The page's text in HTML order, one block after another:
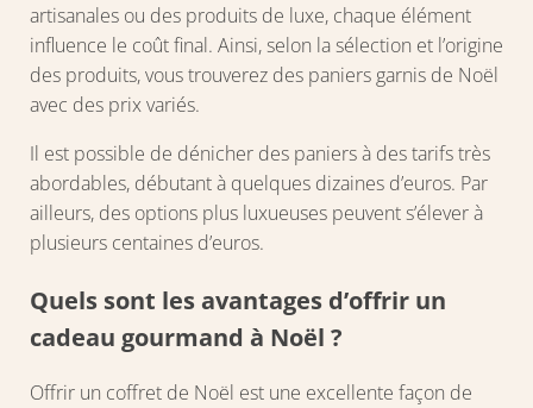
artisanales ou des produits de luxe, chaque élément
influence le coût final. Ainsi, selon la sélection et l’origine
des produits, vous trouverez des paniers garnis de Noël
avec des prix variés.
Il est possible de dénicher des paniers à des tarifs très
abordables, débutant à quelques dizaines d’euros. Par
ailleurs, des options plus luxueuses peuvent s’élever à
plusieurs centaines d’euros.
Quels sont les avantages d’offrir un
cadeau gourmand à Noël ?
Offrir un coffret de Noël est une excellente façon de